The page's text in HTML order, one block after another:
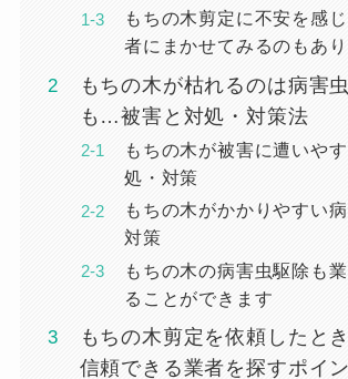
もちの木剪定に不安を感
者にまかせてみるのもあり
もちの木が枯れるのは病害
も…被害と対処・対策法
もちの木が被害に遭いや
処・対策
もちの木がかかりやすい
対策
もちの木の病害虫駆除も
ることができます
もちの木剪定を依頼したと
信頼できる業者を探すポイ